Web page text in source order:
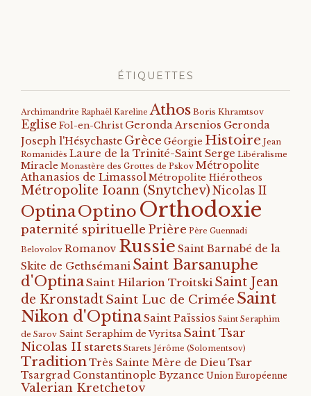
ÉTIQUETTES
Archimandrite Raphaël Kareline Athos Boris Khramtsov
Eglise Fol-en-Christ Geronda Arsenios Geronda
Joseph l'Hésychaste Grèce Géorgie Histoire Jean
Romanidès Laure de la Trinité-Saint Serge Libéralisme
Miracle Monastère des Grottes de Pskov Métropolite
Athanasios de Limassol Métropolite Hiérotheos
Métropolite Ioann (Snytchev) Nicolas II
OptinaOptino Orthodoxie
paternité spirituelle Prière Père Guennadi
Belovolov Romanov Russie Saint Barnabé de la
Skite de Gethsémani Saint Barsanuphe
d'Optina Saint Hilarion Troitski Saint Jean
de KronstadtSaint Luc de Crimée Saint
Nikon d'OptinaSaint Païssios Saint Seraphim
de Sarov Saint Seraphim de Vyritsa Saint Tsar
Nicolas II starets Starets Jérôme (Solomentsov)
Tradition Très Sainte Mère de DieuTsar
Tsargrad Constantinople Byzance Union Européenne
Valerian Kretchetov